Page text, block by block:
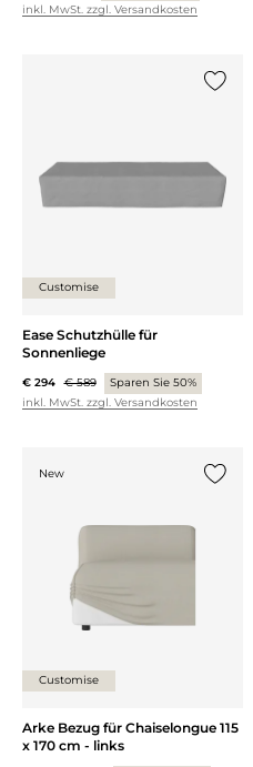
inkl. MwSt. zzgl. Versandkosten
Customise
Ease Schutzhülle für
Sonnenliege
€ 294 € 589
Sparen Sie 50%
inkl. MwSt. zzgl. Versandkosten
New
Customise
Arke Bezug für Chaiselongue 115
x 170 cm - links